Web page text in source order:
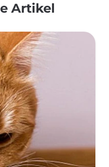
Artikel